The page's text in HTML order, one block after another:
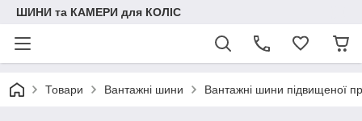
ШИНИ та КАМЕРИ для КОЛІС
Товари Вантажні шини Вантажні шини підвищеної